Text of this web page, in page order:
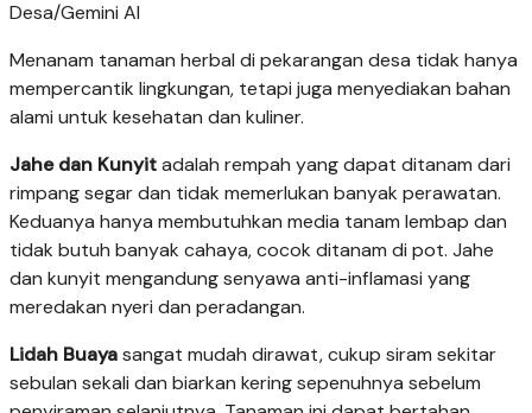
Desa/Gemini AI
Menanam tanaman herbal di pekarangan desa tidak hanya
mempercantik lingkungan, tetapi juga menyediakan bahan
alami untuk kesehatan dan kuliner.
Jahe dan Kunyitadalah rempah yang dapat ditanam dari
rimpang segar dan tidak memerlukan banyak perawatan.
Keduanya hanya membutuhkan media tanam lembap dan
tidak butuh banyak cahaya, cocok ditanam di pot. Jahe
dan kunyit mengandung senyawa anti-inflamasi yang
meredakan nyeri dan peradangan.
Lidah Buayasangat mudah dirawat, cukup siram sekitar
sebulan sekali dan biarkan kering sepenuhnya sebelum